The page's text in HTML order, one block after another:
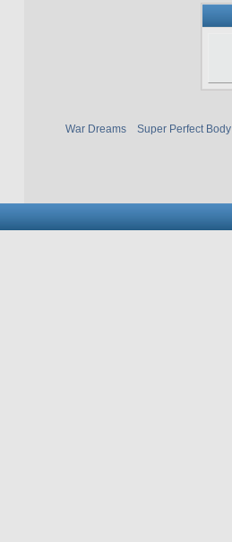
War Dreams Super Perfect Body